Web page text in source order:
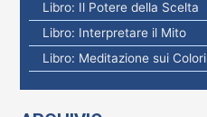
:
Libro: Il Potere della Scelta
Libro: Interpretare il Mito
Libro: Meditazione sui Colori